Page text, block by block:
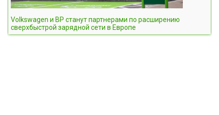
Volkswagen и BP станут партнерами по расширению
сверхбыстрой зарядной сети в Европе